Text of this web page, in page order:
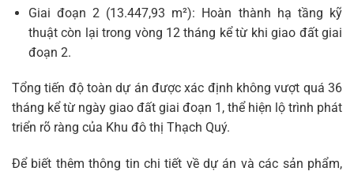
Giai đoạn 2 (13.447,93 m²): Hoàn thành hạ tầng kỹ
thuật còn lại trong vòng 12 tháng kể từ khi giao đất giai
đoạn 2.
Tổng tiến độ toàn dự án được xác định không vượt quá 36
tháng kể từ ngày giao đất giai đoạn 1, thể hiện lộ trình phát
triển rõ ràng của Khu đô thị Thạch Quý.
Để biết thêm thông tin chi tiết về dự án và các sản phẩm,